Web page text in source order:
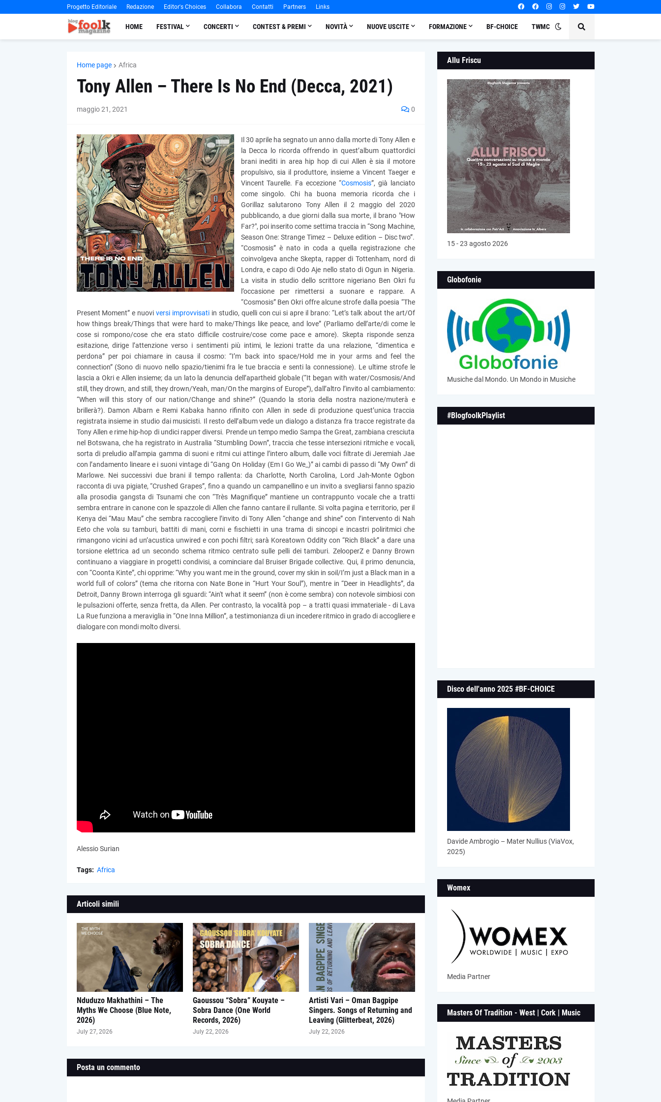
Progetto Editoriale Redazione Editor's Choices Collabora Contatti Partners Links
HOME FESTIVAL CONCERTI CONTEST & PREMI NOVITÀ NUOVE USCITE FORMAZIONE BF-CHOICE TWMC
Home page Africa
Tony Allen – There Is No End (Decca, 2021)
maggio 21, 2021 0
Il 30 aprile ha segnato un anno dalla morte di Tony Allen e
la Decca lo ricorda offrendo in quest’album quattordici
brani inediti in area hip hop di cui Allen è sia il motore
propulsivo, sia il produttore, insieme a Vincent Taeger e
Vincent Taurelle. Fa eccezione “Cosmosis”, già lanciato
come singolo. Chi ha buona memoria ricorda che i
Gorillaz salutarono Tony Allen il 2 maggio del 2020
pubblicando, a due giorni dalla sua morte, il brano "How
Far?", poi inserito come settima traccia in “Song Machine,
Season One: Strange Timez – Deluxe edition – Disc two”.
“Cosmosis” è nato in coda a quella registrazione che
coinvolgeva anche Skepta, rapper di Tottenham, nord di
Londra, e capo di Odo Aje nello stato di Ogun in Nigeria.
La visita in studio dello scrittore nigeriano Ben Okri fu
l’occasione per rimettersi a suonare e rappare. A
“Cosmosis” Ben Okri offre alcune strofe dalla poesia “The
Present Moment” e nuoviversi improvvisati in studio, quelli con cui si apre il brano: “Let’s talk about the art/Of
how things break/Things that were hard to make/Things like peace, and love” (Parliamo dell’arte/di come le
cose si rompono/cose che era stato difficile costruire/cose come pace e amore). Skepta risponde senza
esitazione, dirige l’attenzione verso i sentimenti più intimi, le lezioni tratte da una relazione, “dimentica e
perdona” per poi chiamare in causa il cosmo: “I’m back into space/Hold me in your arms and feel the
connection” (Sono di nuovo nello spazio/tienimi fra le tue braccia e senti la connessione). Le ultime strofe le
lascia a Okri e Allen insieme; da un lato la denuncia dell’apartheid globale (“It began with water/Cosmosis/And
still, they drown, and still, they drown/Yeah, man/On the margins of Europe”), dall’altro l’invito al cambiamento:
“When will this story of our nation/Change and shine?” (Quando la storia della nostra nazione/muterà e
brillerà?). Damon Albarn e Remi Kabaka hanno rifinito con Allen in sede di produzione quest’unica traccia
registrata insieme in studio dai musicisti. Il resto dell’album vede un dialogo a distanza fra tracce registrate da
Tony Allen e rime hip-hop di undici rapper diversi. Prende un tempo medio Sampa the Great, zambiana cresciuta
nel Botswana, che ha registrato in Australia “Stumbling Down”, traccia che tesse intersezioni ritmiche e vocali,
sorta di preludio all’ampia gamma di suoni e ritmi cui attinge l’intero album, dalle voci filtrate di Jeremiah Jae
con l’andamento lineare e i suoni vintage di “Gang On Holiday (Em I Go We_)” ai cambi di passo di “My Own” di
Marlowe. Nei successivi due brani il tempo rallenta: da Charlotte, North Carolina, Lord Jah-Monte Ogbon
racconta di uva pigiate, “Crushed Grapes”, fino a quando un campanellino e un invito a svegliarsi fanno spazio
alla prosodia gangsta di Tsunami che con “Très Magnifique” mantiene un contrappunto vocale che a tratti
sembra entrare in canone con le spazzole di Allen che fanno cantare il rullante. Si volta pagina e territorio, per il
Kenya dei “Mau Mau” che sembra raccogliere l’invito di Tony Allen “change and shine” con l’intervento di Nah
Eeto che vola su tamburi, battiti di mani, corni e fischietti in una trama di sincopi e incastri poliritmici che
rimangono vicini ad un’acustica unwired e con pochi filtri; sarà Koreatown Oddity con “Rich Black” a dare una
torsione elettrica ad un secondo schema ritmico centrato sulle pelli dei tamburi. ZelooperZ e Danny Brown
continuano a viaggiare in progetti condivisi, a cominciare dal Bruiser Brigade collective. Qui, il primo denuncia,
con “Coonta Kinte”, chi opprime: “Why you want me in the ground, cover my skin in soil/I’m just a Black man in a
world full of colors” (tema che ritorna con Nate Bone in “Hurt Your Soul”), mentre in “Deer in Headlights”, da
Detroit, Danny Brown interroga gli sguardi: “Ain't what it seem” (non è come sembra) con notevole simbiosi con
le pulsazioni offerte, senza fretta, da Allen. Per contrasto, la vocalità pop – a tratti quasi immateriale - di Lava
La Rue funziona a meraviglia in “One Inna Million”, a testimonianza di un incedere ritmico in grado di accogliere e
dialogare con mondi molto diversi.
Alessio Surian
Tags: Africa
Articoli simili
Nduduzo Makhathini – The
Myths We Choose (Blue Note,
2026)
July 27, 2026
Gaoussou “Sobra” Kouyate –
Sobra Dance (One World
Records, 2026)
July 22, 2026
Artisti Vari – Oman Bagpipe
Singers. Songs of Returning and
Leaving (Glitterbeat, 2026)
July 22, 2026
Posta un commento
Allu Friscu
15 - 23 agosto 2026
Globofonie
Musiche dal Mondo. Un Mondo in Musiche
#BlogfoolkPlaylist
Disco dell'anno 2025 #BF-CHOICE
Davide Ambrogio – Mater Nullius (ViaVox,
2025)
Womex
Media Partner
Masters Of Tradition - West | Cork | Music